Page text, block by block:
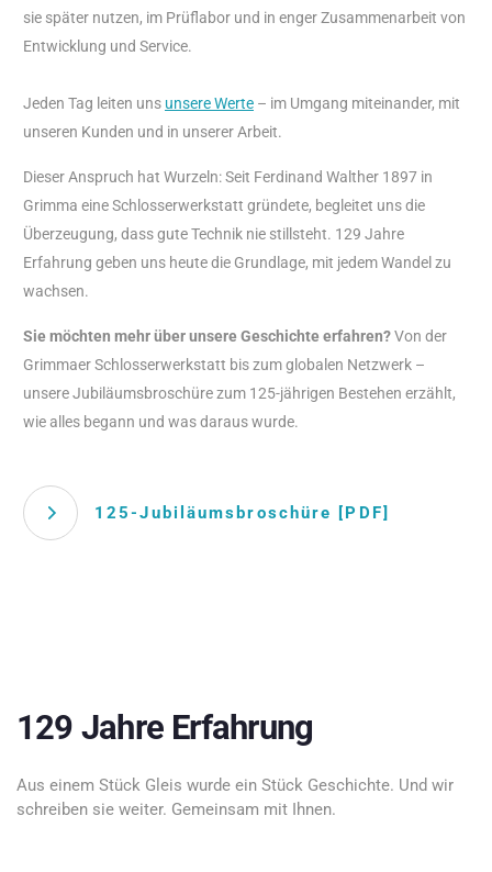
sie später nutzen, im Prüflabor und in enger Zusammenarbeit von
Entwicklung und Service.
Jeden Tag leiten uns unsere Werte – im Umgang miteinander, mit
unseren Kunden und in unserer Arbeit.
Dieser Anspruch hat Wurzeln: Seit Ferdinand Walther 1897 in
Grimma eine Schlosserwerkstatt gründete, begleitet uns die
Überzeugung, dass gute Technik nie stillsteht. 129 Jahre
Erfahrung geben uns heute die Grundlage, mit jedem Wandel zu
wachsen.
Sie möchten mehr über unsere Geschichte erfahren?Von der
Grimmaer Schlosserwerkstatt bis zum globalen Netzwerk –
unsere Jubiläumsbroschüre zum 125-jährigen Bestehen erzählt,
wie alles begann und was daraus wurde.
125-Jubiläumsbroschüre [PDF]
129 Jahre Erfahrung
Aus einem Stück Gleis wurde ein Stück Geschichte. Und wir
schreiben sie weiter. Gemeinsam mit Ihnen.